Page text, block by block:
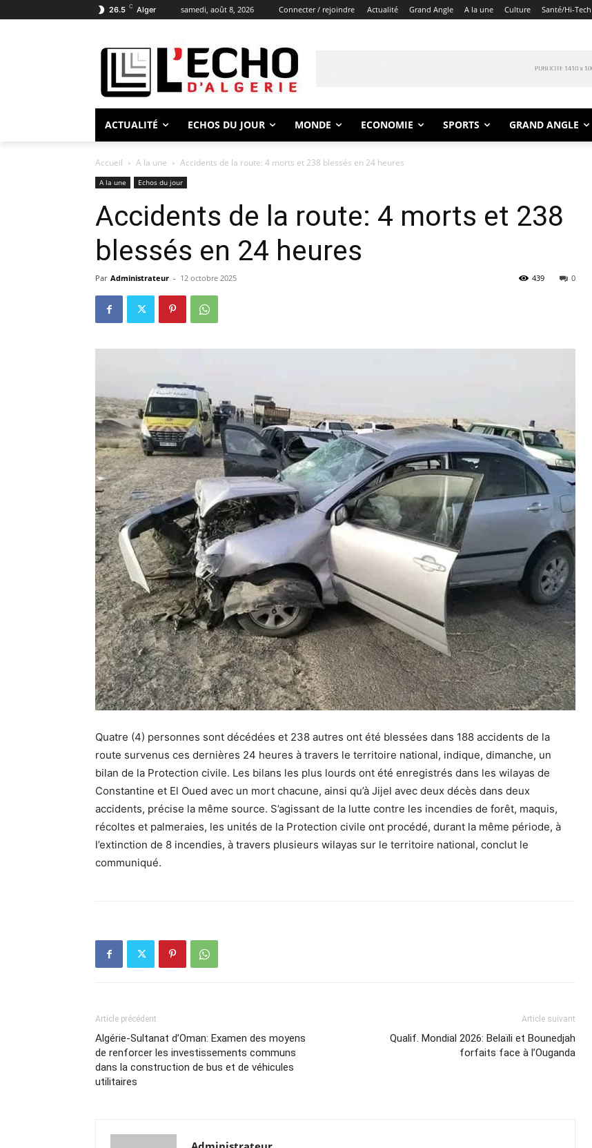
26.5 C Alger samedi, août 8, 2026 Connecter / rejoindre Actualité Grand Angle A la une Culture Santé/Hi-Tech
ACTUALITÉ ECHOS DU JOUR MONDE ECONOMIE SPORTS GRAND ANGLE
Accueil A la une Accidents de la route: 4 morts et 238 blessés en 24 heures
A la une Echos du jour
Accidents de la route: 4 morts et 238
blessés en 24 heures
Par Administrateur - 12 octobre 2025 0
439
Quatre (4) personnes sont décédées et 238 autres ont été blessées dans 188 accidents de la
route survenus ces dernières 24 heures à travers le territoire national, indique, dimanche, un
bilan de la Protection civile. Les bilans les plus lourds ont été enregistrés dans les wilayas de
Constantine et El Oued avec un mort chacune, ainsi qu’à Jijel avec deux décès dans deux
accidents, précise la même source. S’agissant de la lutte contre les incendies de forêt, maquis,
récoltes et palmeraies, les unités de la Protection civile ont procédé, durant la même période, à
l’extinction de 8 incendies, à travers plusieurs wilayas sur le territoire national, conclut le
communiqué.
Article précédent
Algérie-Sultanat d’Oman: Examen des moyens
de renforcer les investissements communs
dans la construction de bus et de véhicules
utilitaires
Article suivant
Qualif. Mondial 2026: Belaïli et Bounedjah
forfaits face à l’Ouganda